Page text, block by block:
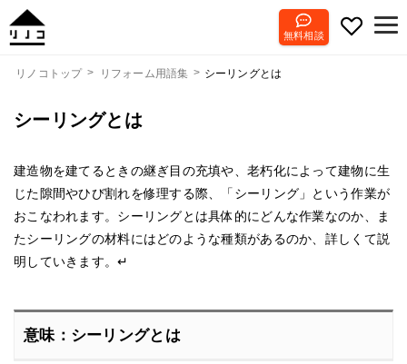
無料相談
リノコトップ リフォーム用語集 シーリングとは
シーリングとは
建造物を建てるときの継ぎ目の充填や、老朽化によって建物に生
じた隙間やひび割れを修理する際、「シーリング」という作業が
おこなわれます。シーリングとは具体的にどんな作業なのか、ま
たシーリングの材料にはどのような種類があるのか、詳しくて説
明していきます。↵
意味：シーリングとは